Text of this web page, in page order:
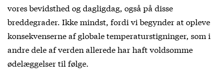
vores bevidsthed og dagligdag, også på disse
breddegrader. Ikke mindst, fordi vi begynder at opleve
konsekvenserne af globale temperaturstigninger, som i
andre dele af verden allerede har haft voldsomme
ødelæggelser til følge.